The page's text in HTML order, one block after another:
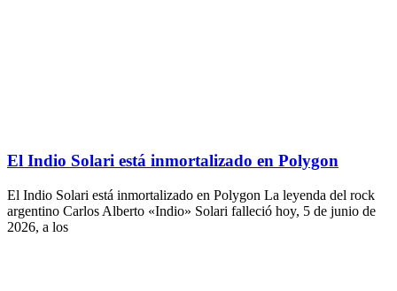
El Indio Solari está inmortalizado en Polygon
El Indio Solari está inmortalizado en Polygon La leyenda del rock
argentino Carlos Alberto «Indio» Solari falleció hoy, 5 de junio de
2026, a los